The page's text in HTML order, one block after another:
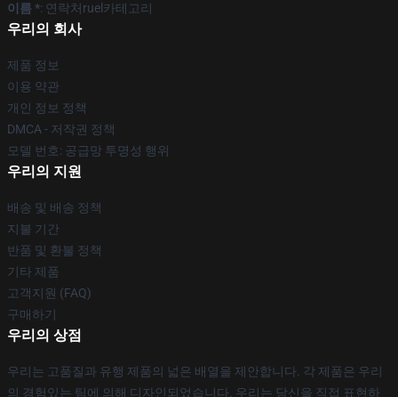
이름 *: 연락처ruel카테고리
우리의 회사
제품 정보
이용 약관
개인 정보 정책
DMCA - 저작권 정책
모델 번호: 공급망 투명성 행위
우리의 지원
배송 및 배송 정책
지불 기간
반품 및 환불 정책
기타 제품
고객지원 (FAQ)
구매하기
우리의 상점
우리는 고품질과 유행 제품의 넓은 배열을 제안합니다. 각 제품은 우리
의 경험있는 팀에 의해 디자인되었습니다. 우리는 당신을 직접 표현하